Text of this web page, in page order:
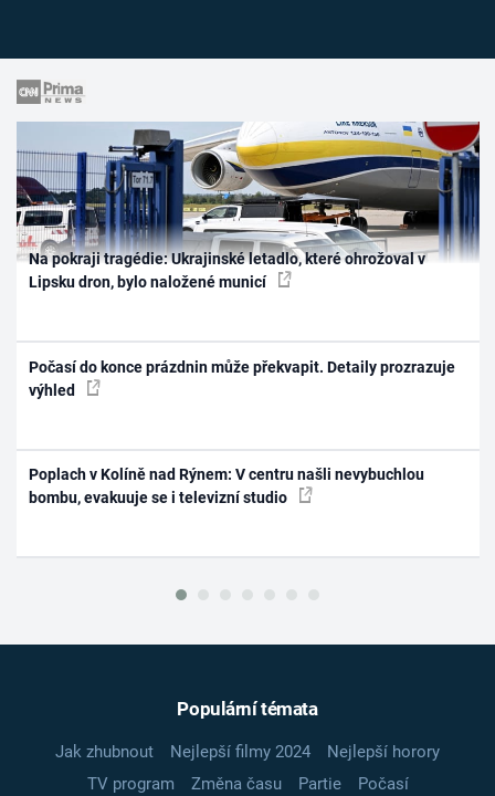
Na pokraji tragédie: Ukrajinské letadlo, které ohrožoval v
Lipsku dron, bylo naložené municí
Počasí do konce prázdnin může překvapit. Detaily prozrazuje
výhled
Poplach v Kolíně nad Rýnem: V centru našli nevybuchlou
bombu, evakuuje se i televizní studio
Populární témata
Jak zhubnout Nejlepší filmy 2024
Nejlepší horory
TV program
Změna času Partie
Počasí